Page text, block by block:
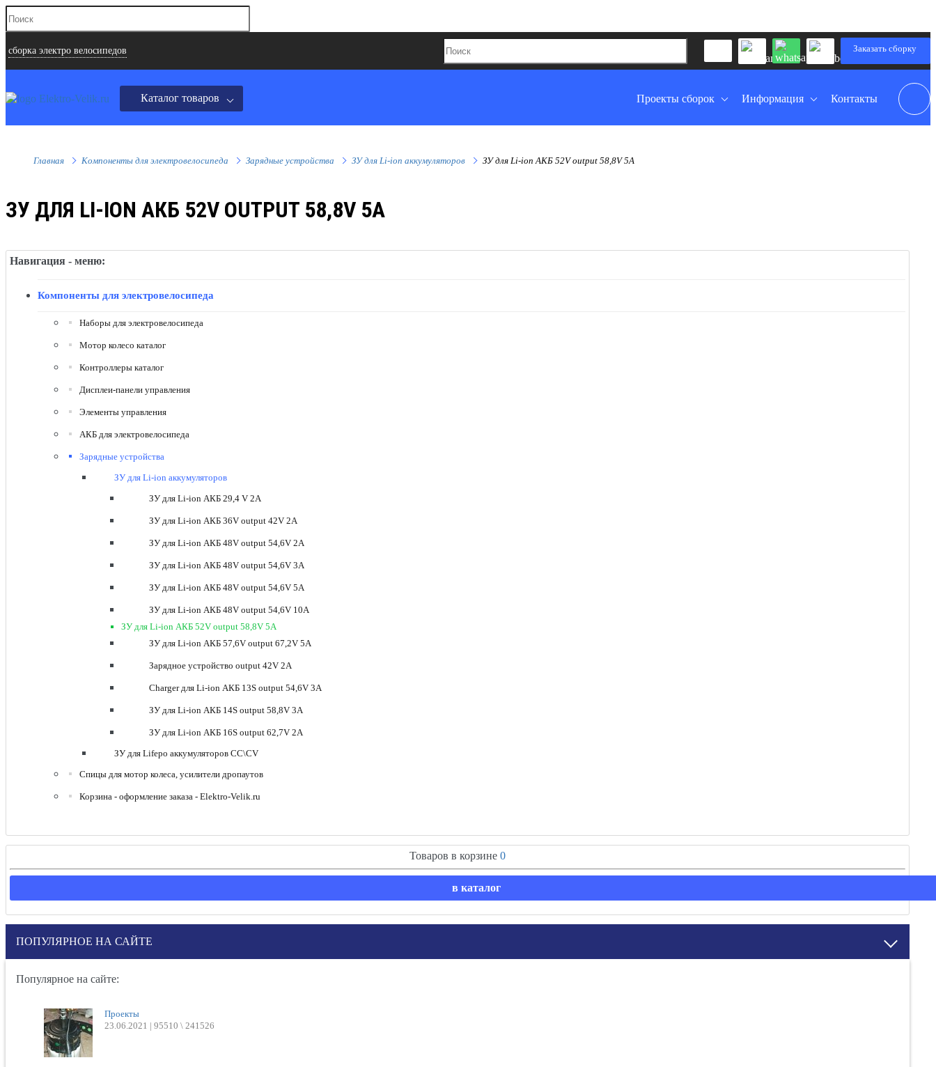
сборка электро велосипедов Заказать сборку
Проекты сборок Информация Контакты
Каталог товаров
Главная Компоненты для электровелосипеда Зарядные устройства ЗУ для Li-ion аккумуляторов ЗУ для Li-ion АКБ 52V output 58,8V 5A
ЗУ ДЛЯ LI-ION АКБ 52V OUTPUT 58,8V 5A
Навигация - меню:
Компоненты для электровелосипеда
Наборы для электровелосипеда
Мотор колесо каталог
Контроллеры каталог
Дисплеи-панели управления
Элементы управления
АКБ для электровелосипеда
Зарядные устройства
ЗУ для Li-ion аккумуляторов
ЗУ для Li-ion АКБ 29,4 V 2A
ЗУ для Li-ion АКБ 36V output 42V 2A
ЗУ для Li-ion АКБ 48V output 54,6V 2A
ЗУ для Li-ion АКБ 48V output 54,6V 3A
ЗУ для Li-ion АКБ 48V output 54,6V 5A
ЗУ для Li-ion АКБ 48V output 54,6V 10A
ЗУ для Li-ion АКБ 52V output 58,8V 5A
ЗУ для Li-ion АКБ 57,6V output 67,2V 5A
Зарядное устройство output 42V 2A
Charger для Li-ion АКБ 13S output 54,6V 3A
ЗУ для Li-ion АКБ 14S output 58,8V 3A
ЗУ для Li-ion АКБ 16S output 62,7V 2A
ЗУ для Lifepo аккумуляторов CC\CV
Спицы для мотор колеса, усилители дропаутов
Корзина - оформление заказа - Elektro-Velik.ru
Товаров в корзине 0
в каталог
ПОПУЛЯРНОЕ НА САЙТЕ
Популярное на сайте:
Проекты
23.06.2021 | 95510 \ 241526